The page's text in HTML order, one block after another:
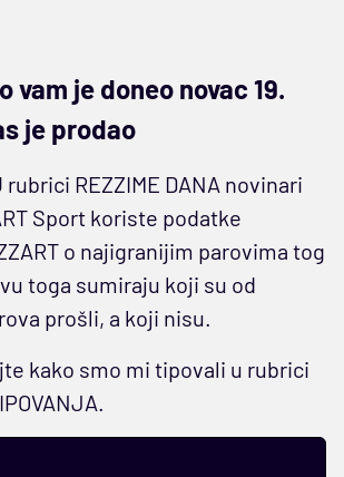
vam je doneo novac 19.
je prodao
rubrici REZZIME DANA novinari
Sport koriste podatke
o najigranijim parovima tog
toga sumiraju koji su od
prošli, a koji nisu.
kako smo mi tipovali u rubrici